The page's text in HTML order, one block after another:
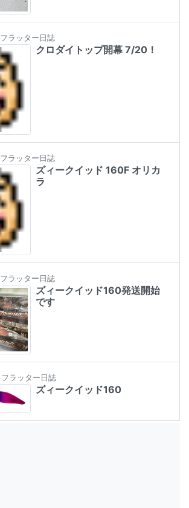
フラッター日誌
クロダイトップ開幕 7/20！
フラッター日誌
ズィークイッド 160F オリカ
ラ
フラッター日誌
ズィークイッド160発送開始
です
フラッター日誌
ズィークイッド160